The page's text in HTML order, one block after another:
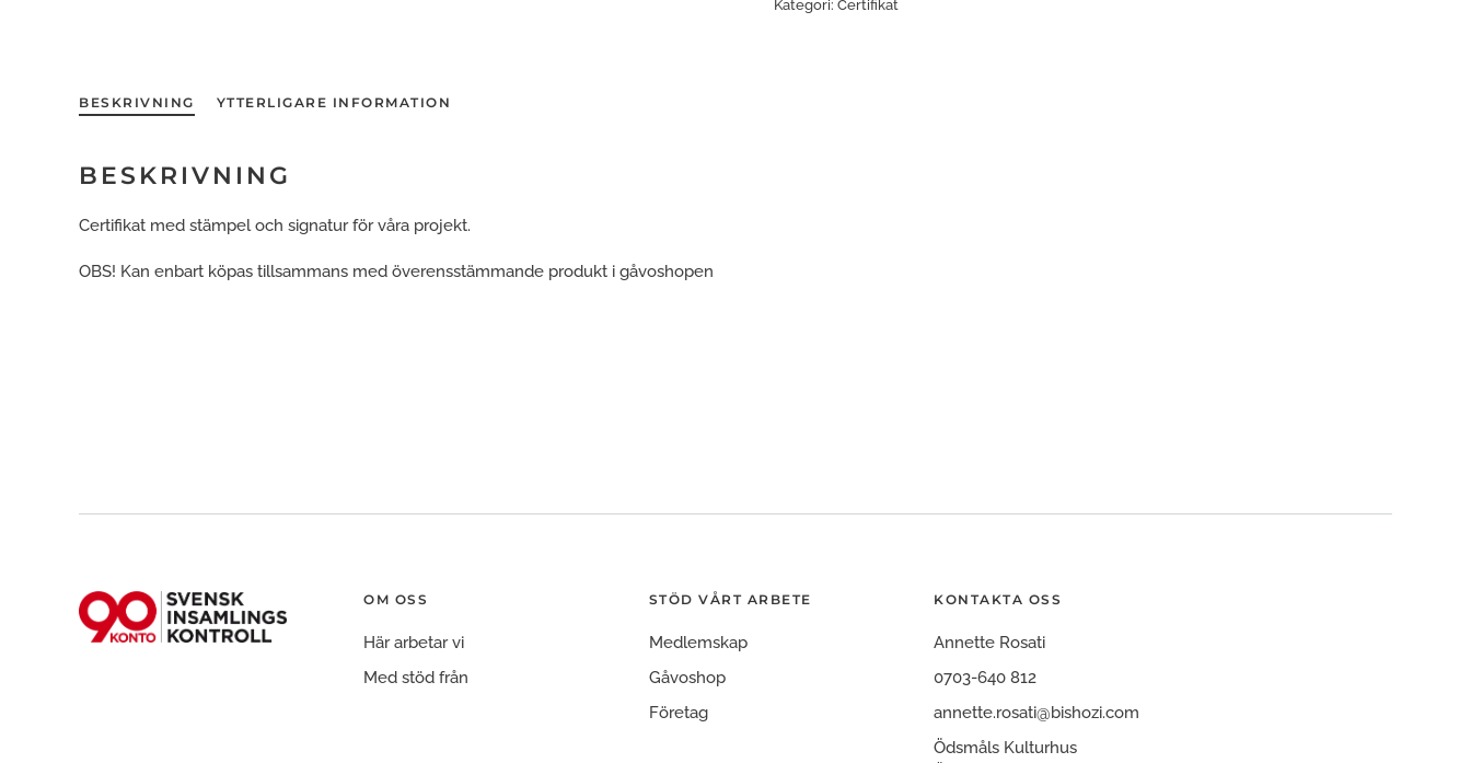
Kategori: Certifikat
BESKRIVNING YTTERLIGARE INFORMATION
BESKRIVNING
Certifikat med stämpel och signatur för våra projekt.
OBS! Kan enbart köpas tillsammans med överensstämmande produkt i gåvoshopen
OM OSS
Här arbetar vi
Med stöd från
STÖD VÅRT ARBETE
Medlemskap
Gåvoshop
Företag
KONTAKTA OSS
Annette Rosati
0703-640 812
annette.rosati@bishozi.com
Ödsmåls Kulturhus